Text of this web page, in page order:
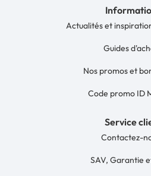
Actualités et
Guides
Nos promos et
Code promo ID
Service
Contactez-
SAV, Garantie